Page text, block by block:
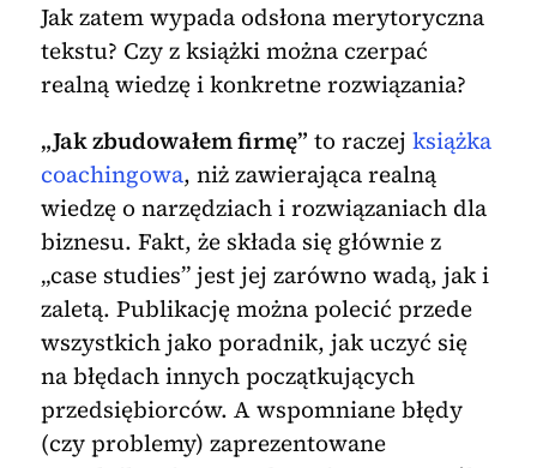
Jak zatem wypada odsłona merytoryczna
tekstu? Czy z książki można czerpać
realną wiedzę i konkretne rozwiązania?
„Jak zbudowałem firmę” to raczej książka
coachingowa, niż zawierająca realną
wiedzę o narzędziach i rozwiązaniach dla
biznesu. Fakt, że składa się głównie z
„case studies” jest jej zarówno wadą, jak i
zaletą. Publikację można polecić przede
wszystkich jako poradnik, jak uczyć się
na błędach innych początkujących
przedsiębiorców. A wspomniane błędy
(czy problemy) zaprezentowane